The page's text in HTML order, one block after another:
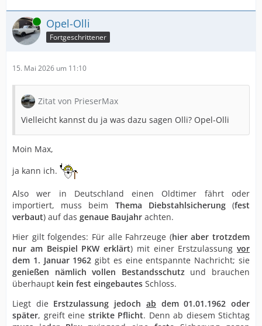
Online Opel-Olli
Fortgeschrittener
15. Mai 2026 um 11:10
Zitat von PrieserMax
Vielleicht kannst du ja was dazu sagen Olli? Opel-Olli
Moin Max,
ja kann ich.
Also wer in Deutschland einen Oldtimer fährt oder
importiert, muss beim Thema Diebstahlsicherung(fest
verbaut) auf das genaue Baujahr achten.
Hier gilt folgendes: Für alle Fahrzeuge (hier aber trotzdem
nur am Beispiel PKW erklärt) mit einer Erstzulassung vor
dem 1. Januar 1962 gibt es eine entspannte Nachricht; sie
genießen nämlich vollen Bestandsschutzund brauchen
überhaupt kein fest eingebautes Schloss.
Liegt die Erstzulassung jedoch ab dem 01.01.1962 oder
später, greift eine strikte Pflicht. Denn ab diesem Stichtag